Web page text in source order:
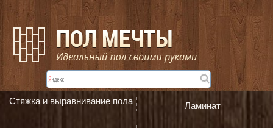
Стяжка и выравнивание пола Ламинат